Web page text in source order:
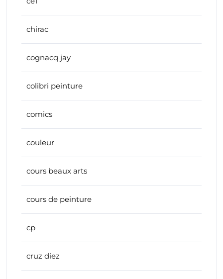
chirac
cognacq jay
colibri peinture
comics
couleur
cours beaux arts
cours de peinture
cp
cruz diez